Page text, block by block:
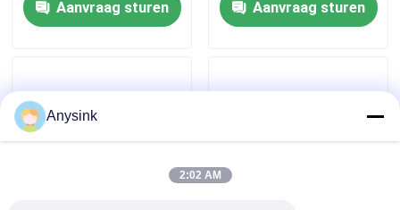
Contacteer ons
Vraag een offerte aan
Bibcockklep
Aanvraag sturen Aanvraag sturen
Anysink
2:02 AM